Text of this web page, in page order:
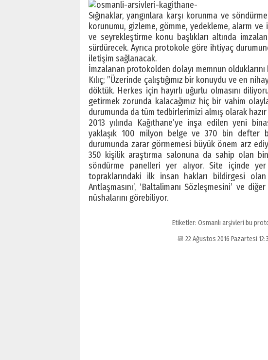
Sığınaklar, yangınlara karşı korunma ve
korunumu, gizleme, gömme, yedekleme, alarm
ve seyrekleştirme konu başlıkları altında
sürdürecek. Ayrıca protokole göre ihtiyaç
iletişim sağlanacak.
İmzalanan protokolden dolayı memnun olduklarını
Kılıç; ”Üzerinde çalıştığımız bir konuydu ve en
döktük. Herkes için hayırlı uğurlu olmasını
getirmek zorunda kalacağımız hiç bir vahim
durumunda da tüm tedbirlerimizi almış olarak
2013 yılında Kağıthane’ye inşa edilen yeni
yaklaşık 100 milyon belge ve 370 bin defter
durumunda zarar görmemesi büyük önem arz
350 kişilik araştırma salonuna da sahip olan
söndürme panelleri yer alıyor. Site içinde
topraklarındaki ilk insan hakları bildirgesi olan
Antlaşmasını’, ‘Baltalimanı Sözleşmesini’ ve
nüshalarını görebiliyor.
Etiketler: Osmanlı arşivleri bu
📆 22 Ağustos 2016 Pazartesi